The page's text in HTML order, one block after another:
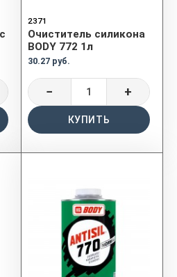
2371
Очиститель силикона
BODY 772 1л
30.27 руб.
− +
КУПИТЬ